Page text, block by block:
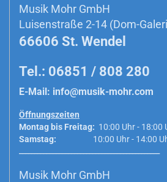
Musik Mohr GmbH
Luisenstraße 2-14 (Dom-
66606 St. Wendel
Tel.: 06851 / 808 280
E-Mail: info@musik-mohr.com
Öffnungszeiten
Montag bis Freitag: 10:00 Uhr - 18:00
Samstag: 10:00 Uhr - 14:00
Musik Mohr GmbH